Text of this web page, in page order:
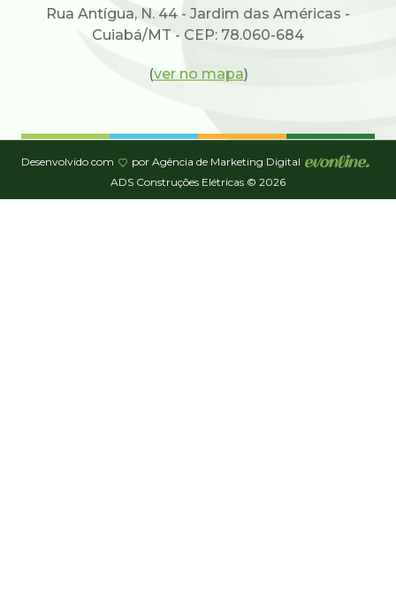
Rua Antígua, N. 44 - Jardim das Américas -
Cuiabá/MT - CEP: 78.060-684
(ver no mapa)
Desenvolvido com
por Agência de Marketing Digital
ADS Construções Elétricas © 2026